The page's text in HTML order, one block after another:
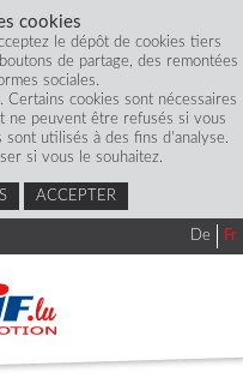
cookies
le dépôt de cookies tiers
de partage, des remontées
sociales.
cookies sont nécessaires
ne peuvent être refusés si vous
utilisés à des fins d'analyse.
si vous le souhaitez.
ACCEPTER
De Fr